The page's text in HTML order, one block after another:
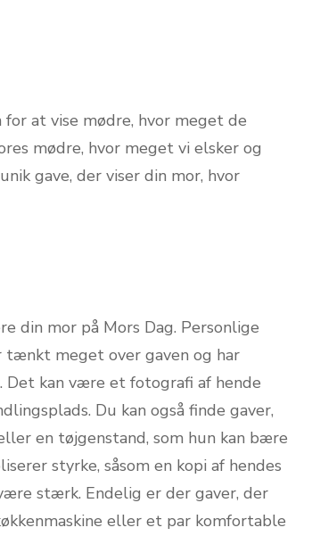
at vise mødre, hvor meget de
mødre, hvor meget vi elsker og
gave, der viser din mor, hvor
din mor på Mors Dag. Personlige
tænkt meget over gaven og har
kan være et fotografi af hende
Du kan også finde gaver,
en tøjgenstand, som hun kan bære
styrke, såsom en kopi af hendes
stærk. Endelig er der gaver, der
eller et par komfortable